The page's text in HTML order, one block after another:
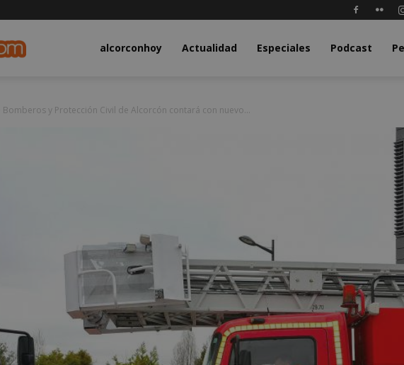
alcorconhoy.comalcorconhoy Actualidad Especiales Podcast
Bomberos y Protección Civil de Alcorcón contará con nuevo...